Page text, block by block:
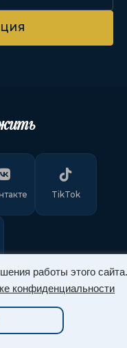
работы этого сайта.
конфиденциальности
TikTok